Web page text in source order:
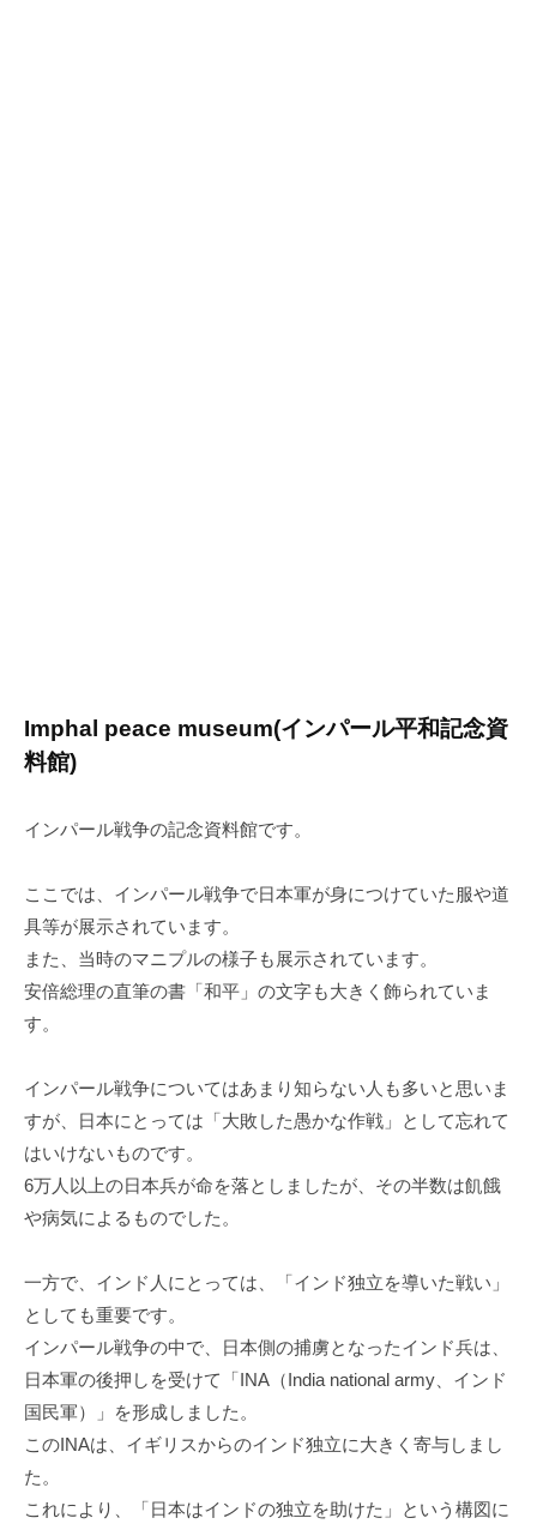
Imphal peace museum(インパール平和記念資
料館)
インパール戦争の記念資料館です。
ここでは、インパール戦争で日本軍が身につけていた服や道
具等が展示されています。
また、当時のマニプルの様子も展示されています。
安倍総理の直筆の書「和平」の文字も大きく飾られていま
す。
インパール戦争についてはあまり知らない人も多いと思いま
すが、日本にとっては「大敗した愚かな作戦」として忘れて
はいけないものです。
6万人以上の日本兵が命を落としましたが、その半数は飢餓
や病気によるものでした。
一方で、インド人にとっては、「インド独立を導いた戦い」
としても重要です。
インパール戦争の中で、日本側の捕虜となったインド兵は、
日本軍の後押しを受けて「INA（India national army、インド
国民軍）」を形成しました。
このINAは、イギリスからのインド独立に大きく寄与しまし
た。
これにより、「日本はインドの独立を助けた」という構図に